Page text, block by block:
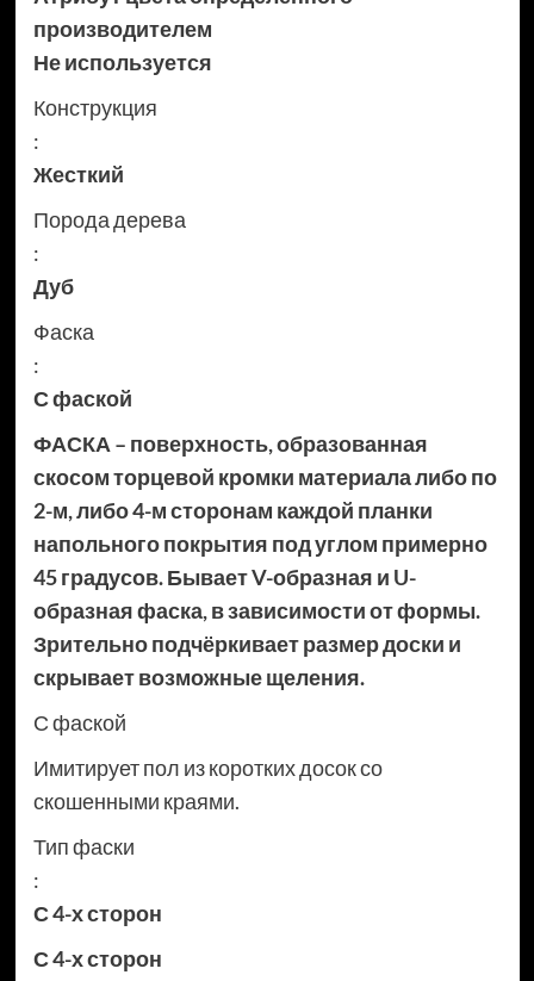
производителем
Не используется
Конструкция
:
Жесткий
Порода дерева
:
Дуб
Фаска
:
С фаской
ФАСКА – поверхность, образованная
скосом торцевой кромки материала либо по
2-м, либо 4-м сторонам каждой планки
напольного покрытия под углом примерно
45 градусов. Бывает V-образная и U-
образная фаска, в зависимости от формы.
Зрительно подчёркивает размер доски и
скрывает возможные щеления.
С фаской
Имитирует пол из коротких досок со
скошенными краями.
Тип фаски
:
С 4-х сторон
С 4-х сторон